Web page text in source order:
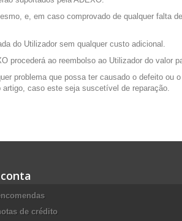
e, em caso comprovado de qualquer falta
do Utilizador sem qualquer custo adicional.
procederá ao reembolso ao Utilizador do valor
problema que possa ter causado o defeito ou
caso este seja suscetível de reparação.
de crédito